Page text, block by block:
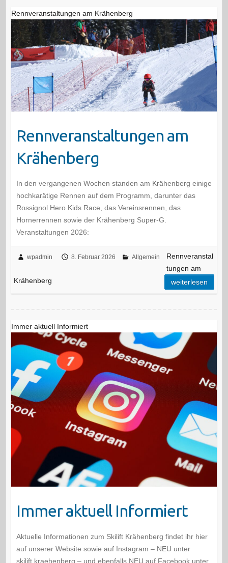
Rennveranstaltungen am Krähenberg
Rennveranstaltungen am
Krähenberg
In den vergangenen Wochen standen am Krähenberg einige
hochkarätige Rennen auf dem Programm, darunter das
Rossignol Hero Kids Race, das Vereinsrennen, das
Hornerrennen sowie der Krähenberg Super-G.
Veranstaltungen 2026:
wpadmin 8. Februar 2026 Allgemein
Rennveranstal
tungen am
Krähenberg
weiterlesen
Immer aktuell Informiert
Immer aktuell Informiert
Aktuelle Informationen zum Skilift Krähenberg findet ihr hier
auf unserer Website sowie auf Instagram – NEU unter
skilift.kraehenberg – und ebenfalls NEU auf Facebook unter